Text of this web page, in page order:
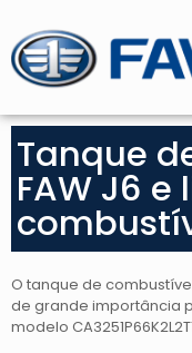
Tanque
FAW J6
O tanque de
de grande importância
modelo